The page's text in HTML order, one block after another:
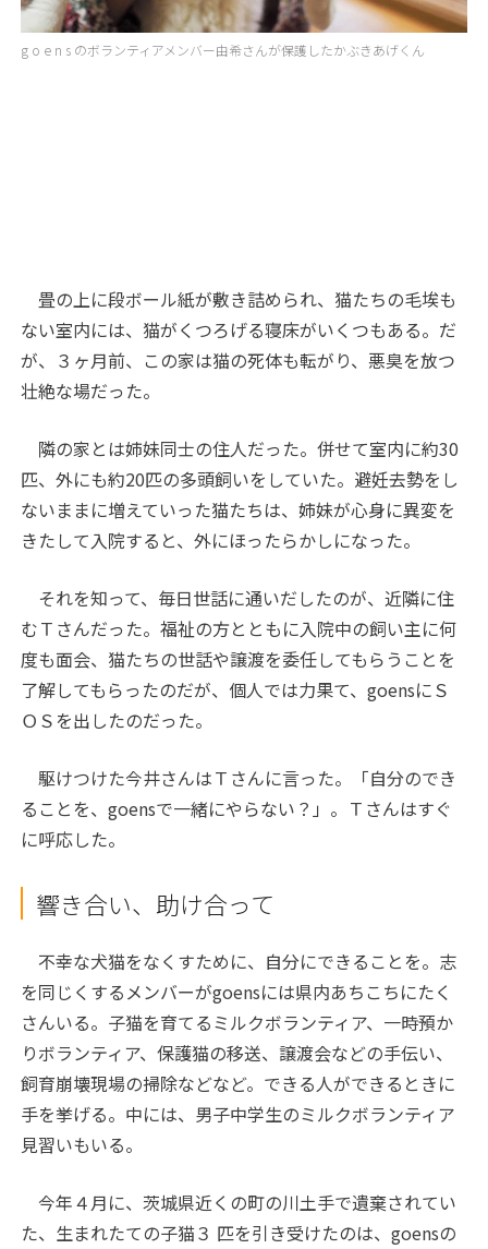
g o e n s のボランティアメンバー由希さんが保護したかぶきあげくん
畳の上に段ボール紙が敷き詰められ、猫たちの毛埃も
ない室内には、猫がくつろげる寝床がいくつもある。だ
が、３ヶ月前、この家は猫の死体も転がり、悪臭を放つ
壮絶な場だった。
隣の家とは姉妹同士の住人だった。併せて室内に約30
匹、外にも約20匹の多頭飼いをしていた。避妊去勢をし
ないままに増えていった猫たちは、姉妹が心身に異変を
きたして入院すると、外にほったらかしになった。
それを知って、毎日世話に通いだしたのが、近隣に住
むＴさんだった。福祉の方とともに入院中の飼い主に何
度も面会、猫たちの世話や譲渡を委任してもらうことを
了解してもらったのだが、個人では力果て、goensにＳ
ＯＳを出したのだった。
駆けつけた今井さんはＴさんに言った。「自分のでき
ることを、goensで一緒にやらない？」。Ｔさんはすぐ
に呼応した。
響き合い、助け合って
不幸な犬猫をなくすために、自分にできることを。志
を同じくするメンバーがgoensには県内あちこちにたく
さんいる。子猫を育てるミルクボランティア、一時預か
りボランティア、保護猫の移送、譲渡会などの手伝い、
飼育崩壊現場の掃除などなど。できる人ができるときに
手を挙げる。中には、男子中学生のミルクボランティア
見習いもいる。
今年４月に、茨城県近くの町の川土手で遺棄されてい
た、生まれたての子猫３ 匹を引き受けたのは、goensの